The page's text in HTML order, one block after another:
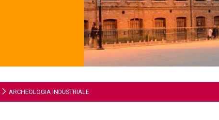
ARCHEOLOGIA INDUSTRIALE